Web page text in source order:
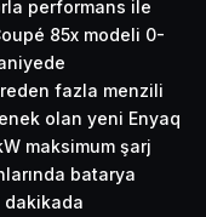
performans ile
85x modeli 0-
fazla menzili
olan yeni Enyaq
maksimum şarj
batarya
dakikada